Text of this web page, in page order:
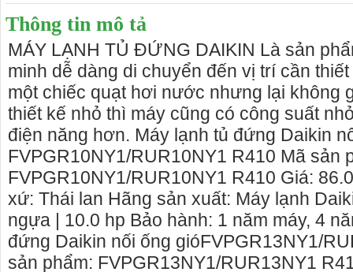
Thông tin mô tả
MÁY LẠNH TỦ ĐỨNG DAIKIN Là sản
minh dễ dàng di chuyển đến vị trí cần
một chiếc quạt hơi nước nhưng lại không
thiết kế nhỏ thì máy cũng có công suất
điện năng hơn. Máy lạnh tủ đứng Daikin
FVPGR10NY1/RUR10NY1 R410 Mã sản
FVPGR10NY1/RUR10NY1 R410 Giá:
xứ: Thái lan Hãng sản xuất: Máy lạnh
ngựa | 10.0 hp Bảo hành: 1 năm máy, 4
đứng Daikin nối ống gióFVPGR13NY1/
sản phẩm: FVPGR13NY1/RUR13NY1